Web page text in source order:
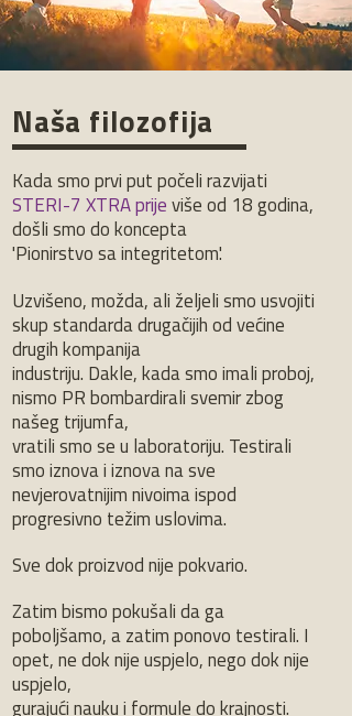
Naša filozofija
Kada smo prvi put počeli razvijati
STERI-7 XTRA prije više od 18 godina,
došli smo do koncepta
'Pionirstvo sa integritetom'.
Uzvišeno, možda, ali željeli smo usvojiti
skup standarda drugačijih od većine
drugih kompanija
industriju. Dakle, kada smo imali proboj,
nismo PR bombardirali svemir zbog
našeg trijumfa,
vratili smo se u laboratoriju. Testirali
smo iznova i iznova na sve
nevjerovatnijim nivoima ispod
progresivno težim uslovima.
Sve dok proizvod nije pokvario.
Zatim bismo pokušali da ga
poboljšamo, a zatim ponovo testirali. I
opet, ne dok nije uspjelo, nego dok nije
uspjelo,
gurajući nauku i formule do krajnosti.